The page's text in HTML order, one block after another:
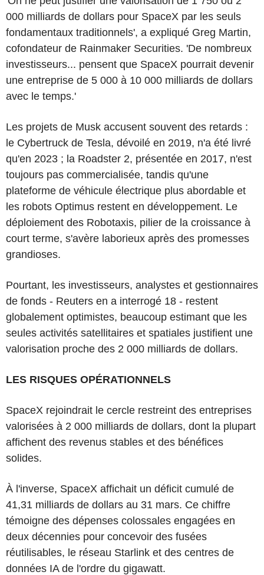
000 milliards de dollars pour SpaceX par les seuls
fondamentaux traditionnels', a expliqué Greg Martin,
cofondateur de Rainmaker Securities. 'De nombreux
investisseurs... pensent que SpaceX pourrait devenir
une entreprise de 5 000 à 10 000 milliards de dollars
avec le temps.'
Les projets de Musk accusent souvent des retards :
le Cybertruck de Tesla, dévoilé en 2019, n'a été livré
qu'en 2023 ; la Roadster 2, présentée en 2017, n'est
toujours pas commercialisée, tandis qu'une
plateforme de véhicule électrique plus abordable et
les robots Optimus restent en développement. Le
déploiement des Robotaxis, pilier de la croissance à
court terme, s'avère laborieux après des promesses
grandioses.
Pourtant, les investisseurs, analystes et gestionnaires
de fonds - Reuters en a interrogé 18 - restent
globalement optimistes, beaucoup estimant que les
seules activités satellitaires et spatiales justifient une
valorisation proche des 2 000 milliards de dollars.
LES RISQUES OPÉRATIONNELS
SpaceX rejoindrait le cercle restreint des entreprises
valorisées à 2 000 milliards de dollars, dont la plupart
affichent des revenus stables et des bénéfices
solides.
À l'inverse, SpaceX affichait un déficit cumulé de
41,31 milliards de dollars au 31 mars. Ce chiffre
témoigne des dépenses colossales engagées en
deux décennies pour concevoir des fusées
réutilisables, le réseau Starlink et des centres de
données IA de l'ordre du gigawatt.